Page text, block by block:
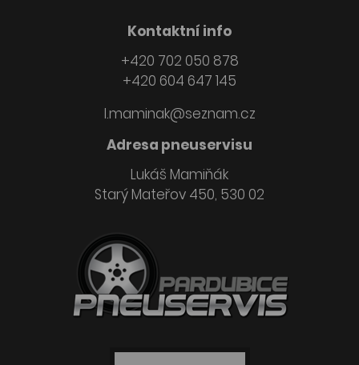
Kontaktní info
+420 702 050 878
+420 604 647 145
l.maminak@seznam.cz
Adresa pneuservisu
Lukáš Mamiňák
Starý Mateřov 450, 530 02